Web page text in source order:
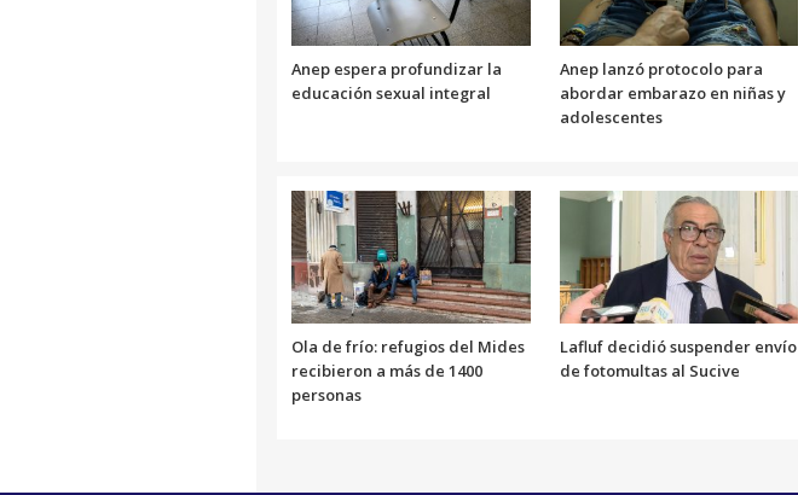
Anep espera profundizar la
educación sexual integral
Anep lanzó protocolo para
abordar embarazo en niñas y
adolescentes
Ola de frío: refugios del Mides
recibieron a más de 1400
personas
Lafluf decidió suspender envío
de fotomultas al Sucive